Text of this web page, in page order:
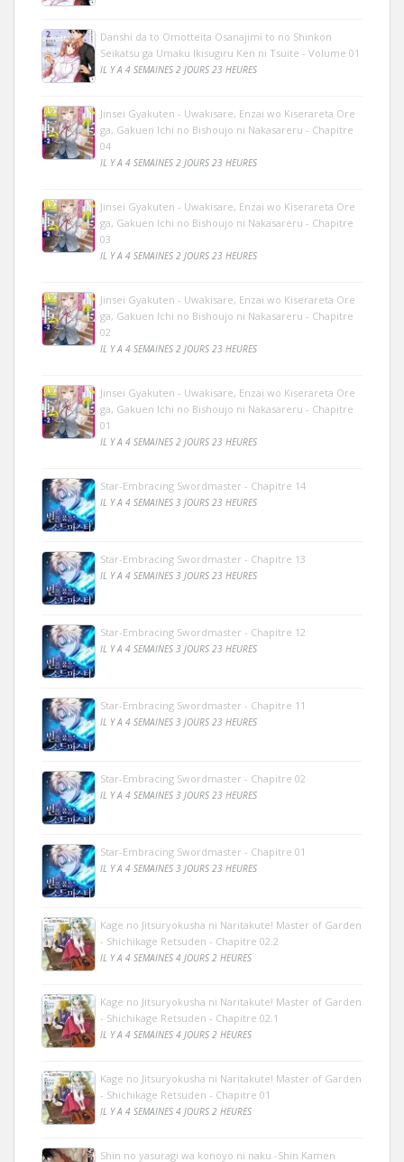
Danshi da to Omotteita Osanajimi to no Shinkon
Seikatsu ga Umaku Ikisugiru Ken ni Tsuite - Volume 01
IL Y A 4 SEMAINES 2 JOURS 23 HEURES
Jinsei Gyakuten - Uwakisare, Enzai wo Kiserareta Ore
ga, Gakuen Ichi no Bishoujo ni Nakasareru - Chapitre
04
IL Y A 4 SEMAINES 2 JOURS 23 HEURES
Jinsei Gyakuten - Uwakisare, Enzai wo Kiserareta Ore
ga, Gakuen Ichi no Bishoujo ni Nakasareru - Chapitre
03
IL Y A 4 SEMAINES 2 JOURS 23 HEURES
Jinsei Gyakuten - Uwakisare, Enzai wo Kiserareta Ore
ga, Gakuen Ichi no Bishoujo ni Nakasareru - Chapitre
02
IL Y A 4 SEMAINES 2 JOURS 23 HEURES
Jinsei Gyakuten - Uwakisare, Enzai wo Kiserareta Ore
ga, Gakuen Ichi no Bishoujo ni Nakasareru - Chapitre
01
IL Y A 4 SEMAINES 2 JOURS 23 HEURES
Star-Embracing Swordmaster - Chapitre 14
IL Y A 4 SEMAINES 3 JOURS 23 HEURES
Star-Embracing Swordmaster - Chapitre 13
IL Y A 4 SEMAINES 3 JOURS 23 HEURES
Star-Embracing Swordmaster - Chapitre 12
IL Y A 4 SEMAINES 3 JOURS 23 HEURES
Star-Embracing Swordmaster - Chapitre 11
IL Y A 4 SEMAINES 3 JOURS 23 HEURES
Star-Embracing Swordmaster - Chapitre 02
IL Y A 4 SEMAINES 3 JOURS 23 HEURES
Star-Embracing Swordmaster - Chapitre 01
IL Y A 4 SEMAINES 3 JOURS 23 HEURES
Kage no Jitsuryokusha ni Naritakute! Master of Garden
- Shichikage Retsuden - Chapitre 02.2
IL Y A 4 SEMAINES 4 JOURS 2 HEURES
Kage no Jitsuryokusha ni Naritakute! Master of Garden
- Shichikage Retsuden - Chapitre 02.1
IL Y A 4 SEMAINES 4 JOURS 2 HEURES
Kage no Jitsuryokusha ni Naritakute! Master of Garden
- Shichikage Retsuden - Chapitre 01
IL Y A 4 SEMAINES 4 JOURS 2 HEURES
Shin no yasuragi wa konoyo ni naku -Shin Kamen